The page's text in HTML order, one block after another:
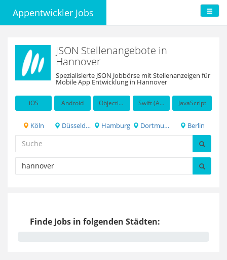
Appentwickler Jobs
JSON Stellenangebote in
Hannover
Spezialisierte JSON Jobbörse mit Stellenanzeigen für
Mobile App Entwicklung in Hannover
iOS Android Objective-C Swift (Apple programming language) JavaScript
Köln Düsseldorf Hamburg Dortmund Berlin
Finde Jobs in folgenden Städten: